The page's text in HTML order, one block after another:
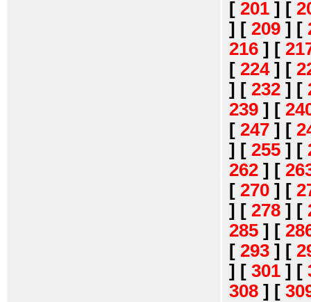
[ 201 ] [
] [ 209 ] [
216 ] [
[ 224] [
] [ 232 ] [
239 ] [
[ 247 ] [
] [ 255 ] [
262 ] [
[ 270 ] [
] [ 278 ] [
285 ] [
[ 293 ] [
] [ 301 ] [
308 ] [